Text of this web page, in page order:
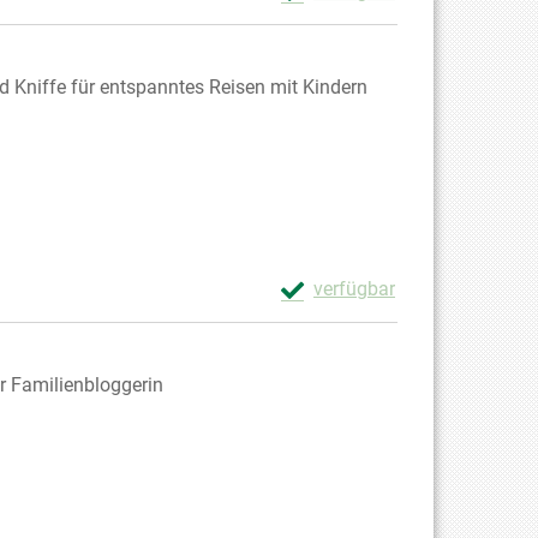
Zum Download von externem
Kniffe für entspanntes Reisen mit Kindern
verfügbar
Exemplar-Details von Auf
Zum Download von externem
Familienbloggerin